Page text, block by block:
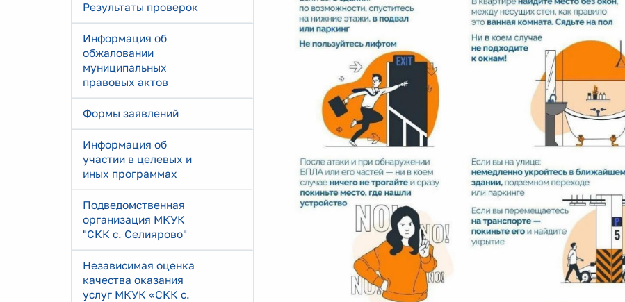
Результаты проверок
Информация об
обжаловании
муниципальных
правовых актов
Формы заявлений
Информация об
участии в целевых и
иных программах
Подведомственная
организация МКУК
"СКК с. Селиярово"
Независимая оценка
качества оказания
услуг МКУК «СКК с.